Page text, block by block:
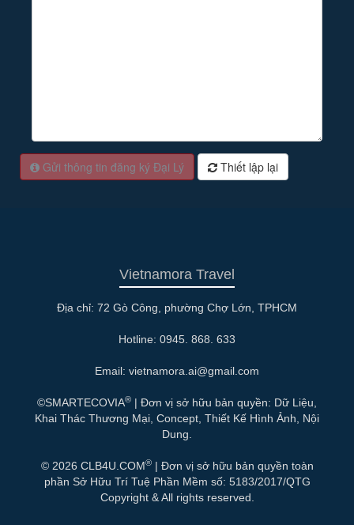
Gửi thông tin đăng ký Đại Lý Thiết lập lại
Vietnamora Travel
Địa chỉ: 72 Gò Công, phường Chợ Lớn, TPHCM
Hotline: 0945. 868. 633
Email: vietnamora.ai@gmail.com
©SMARTECOVIA® | Đơn vị sở hữu bản quyền: Dữ Liệu,
Khai Thác Thương Mại, Concept, Thiết Kế Hình Ảnh, Nội
Dung.
© 2026 CLB4U.COM®| Đơn vị sở hữu bản quyền toàn
phần Sở Hữu Trí Tuệ Phần Mềm số: 5183/2017/QTG
Copyright & All rights reserved.